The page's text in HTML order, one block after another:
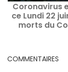
Coronavirus
ce Lundi 22
morts du
COMMENTAIRES